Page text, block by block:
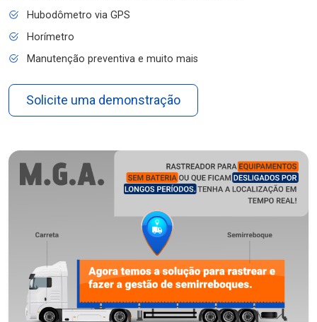
Hubodômetro via GPS
Horímetro
Manutenção preventiva e muito mais
Solicite uma demonstração